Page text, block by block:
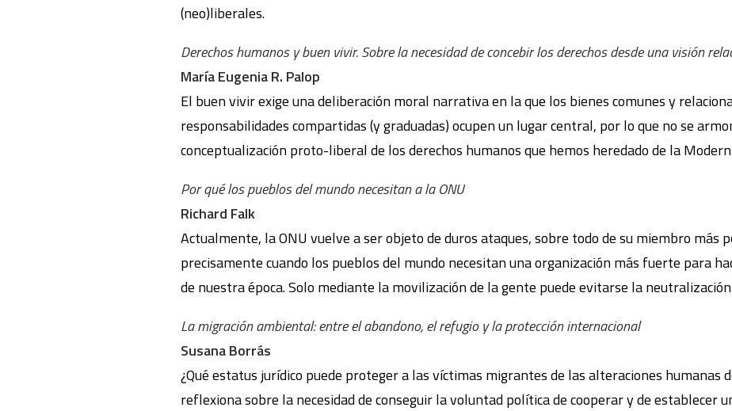
(neo)liberales.
Derechos humanos y buen vivir. Sobre la necesidad de concebir los derechos desde una visión
María Eugenia R. Palop
El buen vivir exige una deliberación moral narrativa en la que los bienes comunes y
responsabilidades compartidas (y graduadas) ocupen un lugar central, por lo que no se
conceptualización proto-liberal de los derechos humanos que hemos heredado de la
Por qué los pueblos del mundo necesitan a la ONU
Richard Falk
Actualmente, la ONU vuelve a ser objeto de duros ataques, sobre todo de su miembro más
precisamente cuando los pueblos del mundo necesitan una organización más fuerte para
de nuestra época. Solo mediante la movilización de la gente puede evitarse la
La migración ambiental: entre el abandono, el refugio y la protección internacional
Susana Borrás
¿Qué estatus jurídico puede proteger a las víctimas migrantes de las alteraciones humanas
reflexiona sobre la necesidad de conseguir la voluntad política de cooperar y de establecer